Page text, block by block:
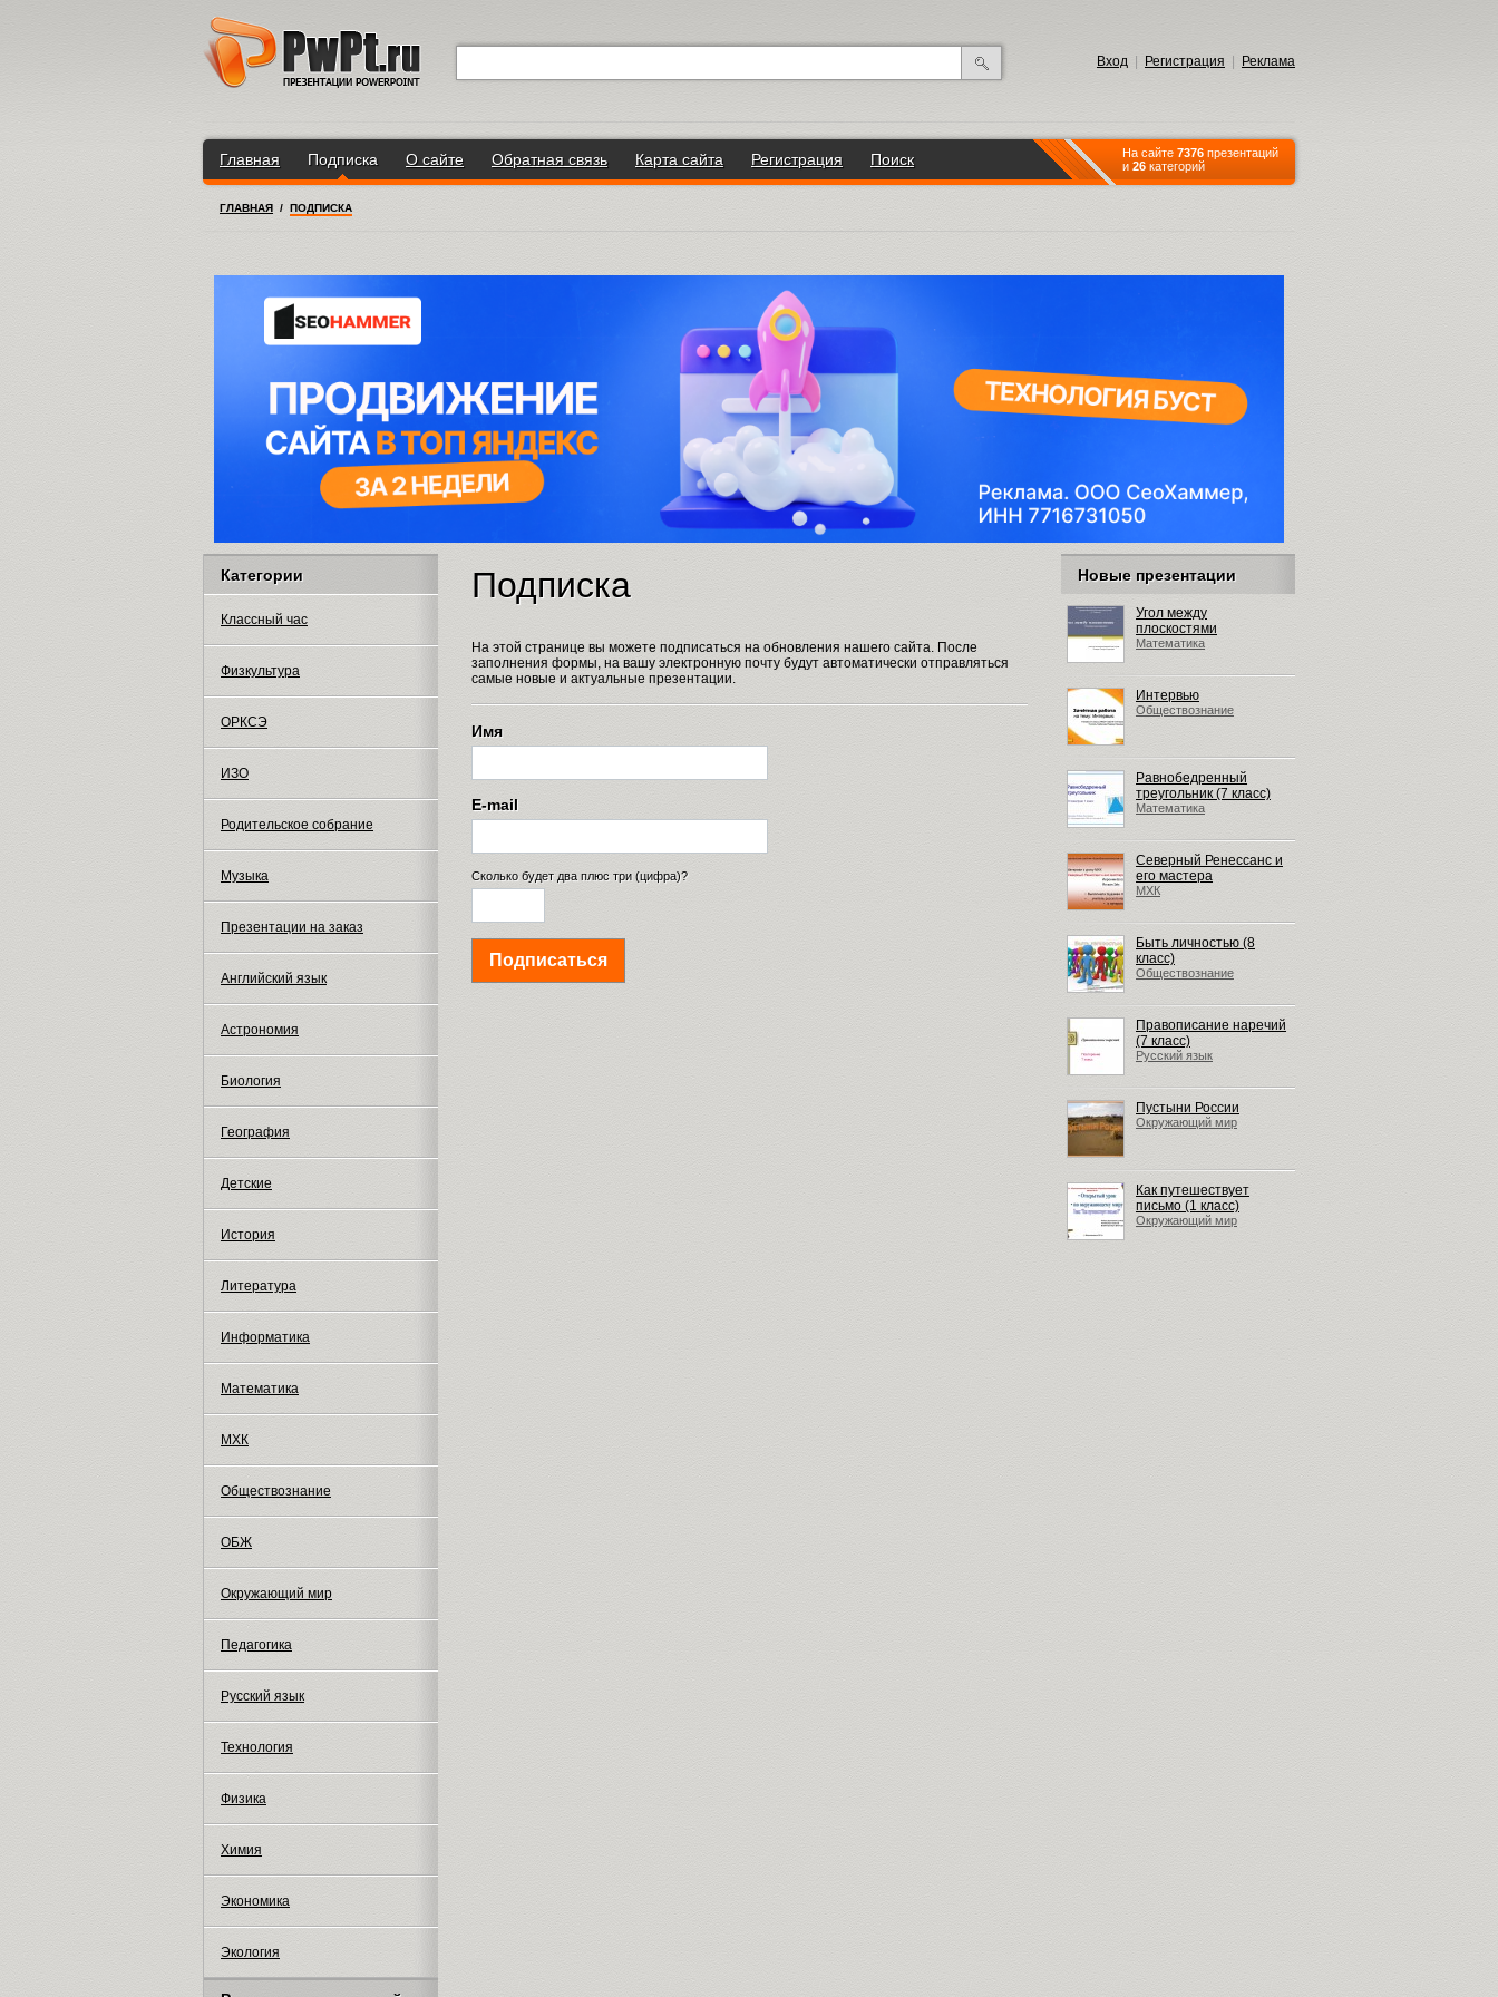
Вход Регистрация Реклама
Главная Подписка О сайте Обратная связь Карта сайта Регистрация Поиск На сайте 7376 презентаций
и 26 категорий
ГЛАВНАЯ / ПОДПИСКА
Категории
Классный час
Физкультура
ОРКСЭ
ИЗО
Родительское собрание
Музыка
Презентации на заказ
Английский язык
Астрономия
Биология
География
Детские
История
Литература
Информатика
Математика
МХК
Обществознание
ОБЖ
Окружающий мир
Педагогика
Русский язык
Технология
Физика
Химия
Экономика
Экология
Подписка
На этой странице вы можете подписаться на обновления нашего сайта. После
заполнения формы, на вашу электронную почту будут автоматически отправляться
самые новые и актуальные презентации.
Имя
E-mail
Сколько будет два плюс три (цифра)?
Новые презентации
Угол между
плоскостями
Математика
Интервью
Обществознание
Равнобедренный
треугольник (7 класс)
Математика
Северный Ренессанс и
его мастера
МХК
Быть личностью (8
класс)
Обществознание
Правописание наречий
(7 класс)
Русский язык
Пустыни России
Окружающий мир
Как путешествует
письмо (1 класс)
Окружающий мир